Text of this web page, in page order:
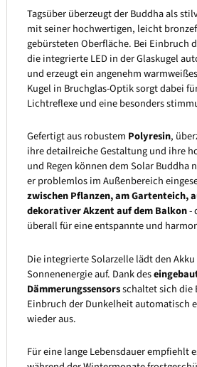
Tagsüber überzeugt der Buddha als
mit seiner hochwertigen, leicht
gebürsteten Oberfläche. Bei Einbruch
die integrierte LED in der Glaskugel
und erzeugt ein angenehm
Kugel in Bruchglas-Optik sorgt dabei
Lichtreflexe und eine besonders
Gefertigt aus robustem Polyresin,
ihre detailreiche Gestaltung und ihre
und Regen können dem Solar Buddha
er problemlos im Außenbereich
zwischen Pflanzen, am Gartenteich,
dekorativer Akzent auf dem Balkon-
überall für eine entspannte und
Die integrierte Solarzelle lädt den
Sonnenenergie auf. Dank des
Dämmerungssensorsschaltet sich die
Einbruch der Dunkelheit automatisch
wieder aus.
Für eine lange Lebensdauer empfiehlt